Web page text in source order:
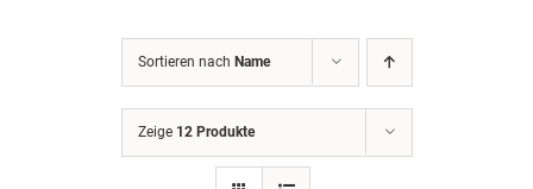
Sortieren nach Name
Zeige 12 Produkte